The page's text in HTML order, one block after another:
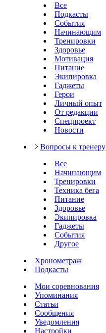
Все
Подкасты
События
Начинающим
Тренировки
Здоровье
Мотивация
Питание
Экипировка
Гаджеты
Герои
Личный опыт
От редакции
Спецпроект
Новости
Вопросы к тренеру
Все
Начинающим
Тренировки
Техника бега
Питание
Здоровье
Экипировка
Гаджеты
События
Другое
Хронометраж
Подкасты
Мои соревнования
Упоминания
Статьи
Сообщения
Уведомления
Настройки